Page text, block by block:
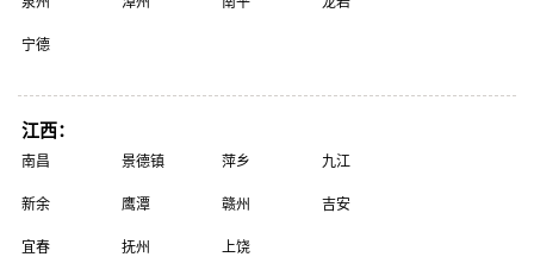
宁德
江西：
南昌 景德镇 萍乡 九江
新余 鹰潭 赣州 吉安
宜春 抚州 上饶